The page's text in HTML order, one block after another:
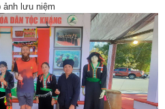
ảnh lưu niệm